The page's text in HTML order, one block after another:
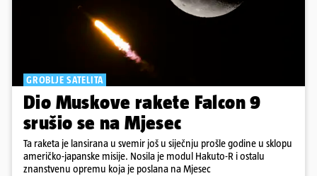
GROBLJE SATELITA
Dio Muskove rakete Falcon 9
srušio se na Mjesec
Ta raketa je lansirana u svemir još u siječnju prošle godine u sklopu
američko-japanske misije. Nosila je modul Hakuto-R i ostalu
znanstvenu opremu koja je poslana na Mjesec